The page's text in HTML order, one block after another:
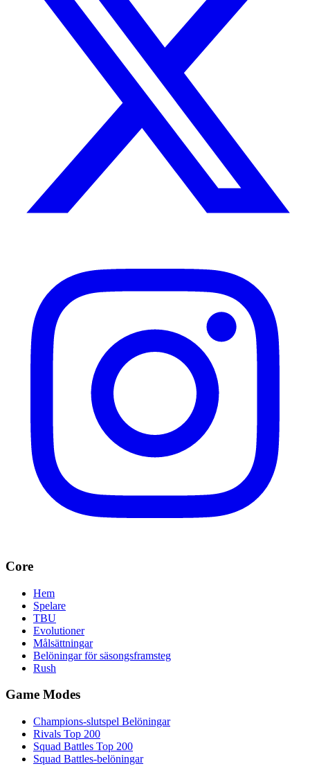
Core
Hem
Spelare
TBU
Evolutioner
Målsättningar
Belöningar för säsongsframsteg
Rush
Game Modes
Champions-slutspel Belöningar
Rivals Top 200
Squad Battles Top 200
Squad Battles-belöningar